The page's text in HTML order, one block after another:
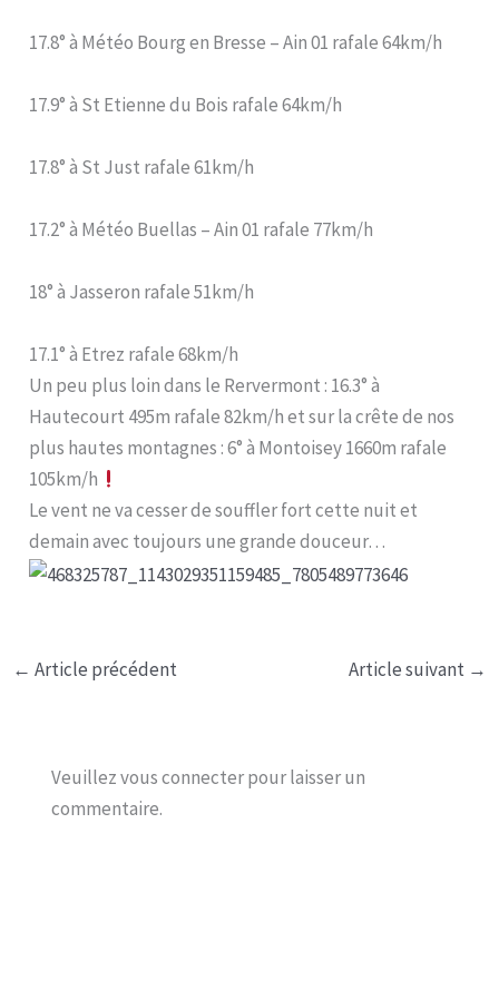
17.8° à Météo Bourg en Bresse – Ain 01 rafale 64km/h
17.9° à St Etienne du Bois rafale 64km/h
17.8° à St Just rafale 61km/h
17.2° à Météo Buellas – Ain 01 rafale 77km/h
18° à Jasseron rafale 51km/h
17.1° à Etrez rafale 68km/h
Un peu plus loin dans le Rervermont : 16.3° à
Hautecourt 495m rafale 82km/h et sur la crête de nos
plus hautes montagnes : 6° à Montoisey 1660m rafale
105km/h
Le vent ne va cesser de souffler fort cette nuit et
demain avec toujours une grande douceur…
← Article précédent Article suivant →
Veuillez vous connecter pour laisser un
commentaire.